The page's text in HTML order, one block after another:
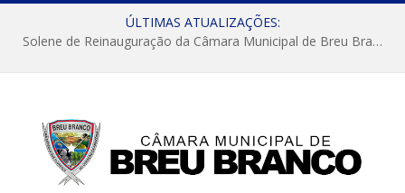
ÚLTIMAS ATUALIZAÇÕES:
Solene de Reinauguração da Câmara Municipal de Breu Branco